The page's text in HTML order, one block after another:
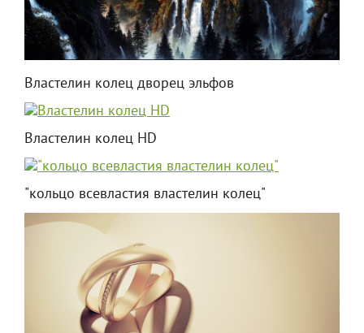
Властелин колец дворец эльфов
Властелин колец HD
"кольцо всевластия властелин колец"